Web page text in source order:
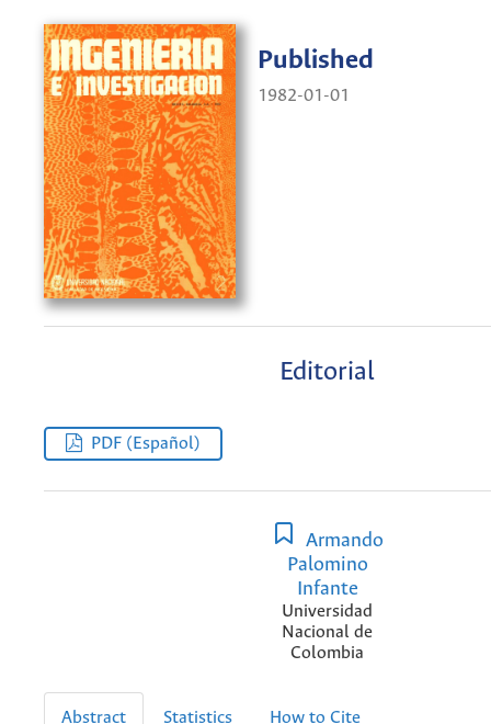
Published
1982-01-01
Editorial
PDF (Español)
Armando
Palomino
Infante
Universidad
Nacional de
Colombia
Abstract Statistics How to Cite